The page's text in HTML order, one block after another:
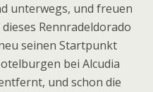
unterwegs, und freuen
Rennradeldorado
seinen Startpunkt
bei Alcudia
und schon die